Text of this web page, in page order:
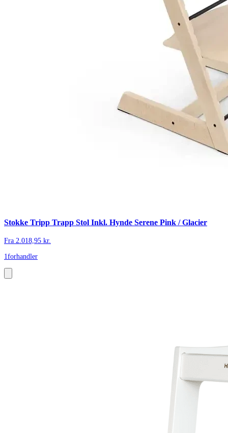
Stokke Tripp Trapp Stol Inkl. Hynde Serene Pink / Glacier
Fra 2.018,95 kr.
1forhandler